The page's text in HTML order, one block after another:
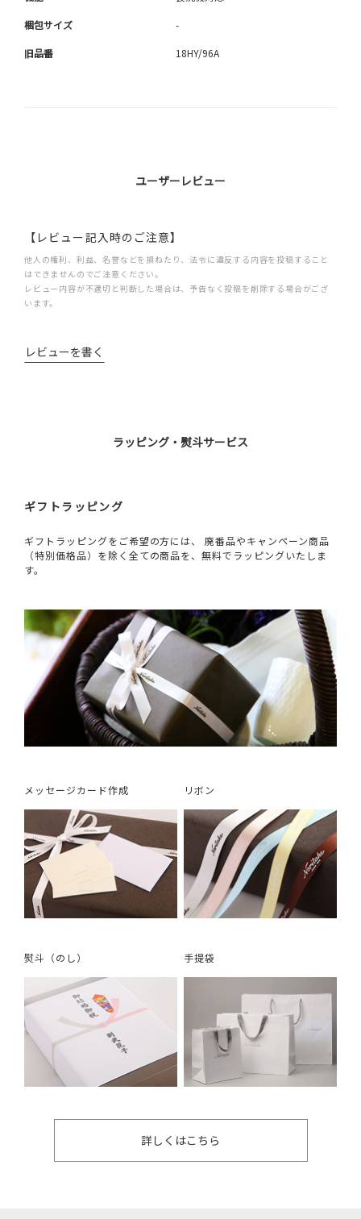
梱包サイズ -
旧品番 18HY/96A
ユーザーレビュー
【レビュー記入時のご注意】
他人の権利、利益、名誉などを損ねたり、法令に違反する内容を投稿すること
はできませんのでご注意ください。
レビュー内容が不適切と判断した場合は、予告なく投稿を削除する場合がござ
います。
レビューを書く
ラッピング・熨斗サービス
ギフトラッピング
ギフトラッピングをご希望の方には、 廃番品やキャンペーン商品
（特別価格品）を除く全ての商品を、無料でラッピングいたしま
す。
メッセージカード作成 リボン
熨斗（のし） 手提袋
詳しくはこちら